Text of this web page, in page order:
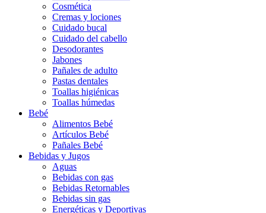
Cosmética
Cremas y lociones
Cuidado bucal
Cuidado del cabello
Desodorantes
Jabones
Pañales de adulto
Pastas dentales
Toallas higiénicas
Toallas húmedas
Bebé
Alimentos Bebé
Artículos Bebé
Pañales Bebé
Bebidas y Jugos
Aguas
Bebidas con gas
Bebidas Retornables
Bebidas sin gas
Energéticas y Deportivas